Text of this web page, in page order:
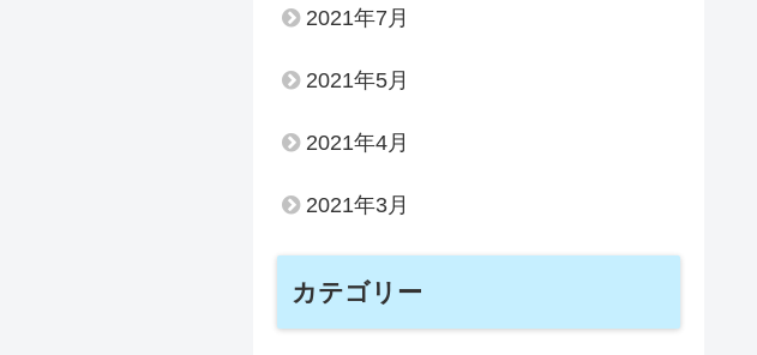
2021年7月
2021年5月
2021年4月
2021年3月
カテゴリー